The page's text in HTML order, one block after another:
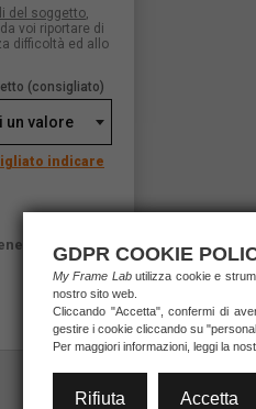
del soggetto,
voi riportare di
difficoltà ed allo
(consigliato)
un valore
indicare
stampato
GDPR COOKIE
My Frame Labutilizza cookie e
nostro sito web.
Cliccando "Accetta", confermi di
gestire i cookie cliccando su
Per maggiori informazioni, leggi la
Rifiuta Accetta